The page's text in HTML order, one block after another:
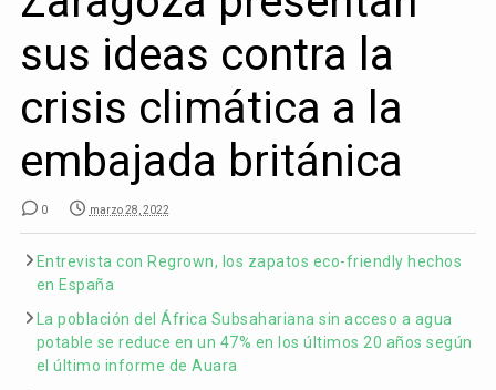
sus ideas contra la
crisis climática a la
embajada británica
0 marzo 28, 2022
Entrevista con Regrown, los zapatos eco-friendly hechos
en España
La población del África Subsahariana sin acceso a agua
potable se reduce en un 47% en los últimos 20 años según
el último informe de Auara